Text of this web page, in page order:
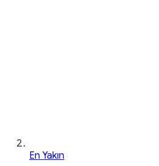
En Yakın